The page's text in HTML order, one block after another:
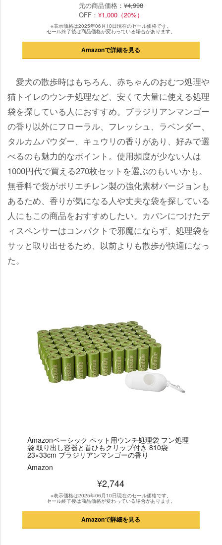
元の商品価格： ¥4,998
OFF： ¥1,000（20%）
※表示価格は2025年06月10日現在のセール価格です。
セール終了後は商品価格が変わっている場合があります。
Amazonで詳細を見る
愛犬の散歩時はもちろん、赤ちゃんのおむつ処理
猫トイレのウンチ処理など、安くて大量に使える処理
袋を探している人におすすめ。ブラジリアンマンゴー
の香り以外にフローラル、フレッシュ、ラベンダー、
タルカムパウダー、キュウリの香りがあり、好みで選
べるのも魅力的なポイント。使用頻度が少ない人は
1000円代で買える270枚セットを選ぶのもいいかも。
無香料で袋がポリエチレン製の強化素材バージョンも
あるため、香りが気になる人や丈夫な袋を探している
人にもこの商品をおすすめしたい。カバンにつけたデ
ィスペンサーはコンパクトで邪魔にならず、処理袋を
サッと取り出せるため、以前よりも散歩が快適になっ
た。
Amazonベーシック ペット用ウンチ処理袋 フン処理
袋 取り出し容器と首ひもクリップ付き 810袋
23×33cm ブラジリアンマンゴーの香り
Amazon
¥2,744
※表示価格は2025年06月10日現在のセール価格です。
セール終了後は商品価格が変わっている場合があります。
Amazonで詳細を見る